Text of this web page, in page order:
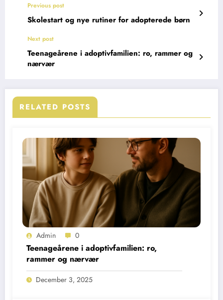
Previous post
Skolestart og nye rutiner for adopterede børn
Next post
Teenageårene i adoptivfamilien: ro, rammer og
nærvær
RELATED POSTS
Admin 0
Teenageårene i adoptivfamilien: ro,
rammer og nærvær
December 3, 2025